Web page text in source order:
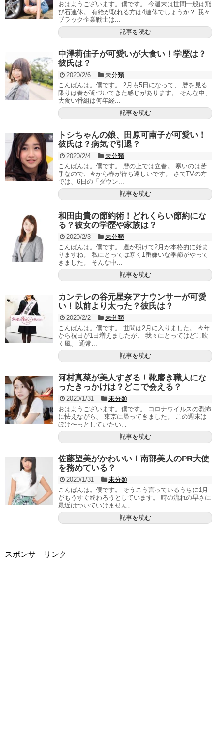
おはようございます。僕です。 今週末は世間一般は飛
び石連休。 有給が取れる方は4連休でしょうか？ 我々
ブラック企業戦士は...
記事を読む
中澤莉佳子が可愛いが大食い！学歴は？
彼氏は？
2020/2/6
未分類
こんばんは。僕です。 2月も5日になって、 暦を見る
限りは春が近づいてきた感じがあります。 そんな中、
大食い番組は何年経...
記事を読む
トシちゃんの娘、田原可南子が可愛い！
彼氏は？病気で引退？
2020/2/4
未分類
こんばんは。僕です。 暦の上では立春。 寒いのは苦
手なので、今から春が待ち遠しいです。 さてTVの方
では、6日の「ダウン...
記事を読む
和田由貴の節約術！どれくらい節約にな
る？彼女の学歴や家族は？
2020/2/3
未分類
こんばんは。僕です。 週が明けて2月が本格的に始ま
りますね。 私にとっては寒く1番嫌いな季節がやって
きました。 そんな中...
記事を読む
カンテレの谷元星奈アナウンサーが可愛
い！以前より太った？彼氏は？
2020/2/2
未分類
こんばんは。僕です。 世間は2月に入りました。 今年
から祝日が1日増えましたが、 我々にとってはどこ吹
く風、 通常...
記事を読む
河村真菜が美人すぎる！靴磨き職人にな
ったきっかけは？どこで会える？
2020/1/31
未分類
おはようございます。僕です。 コロナウイルスの恐怖
に怯えながら、 東京に帰ってきました。 この週末は
ぼけ〜っとしていたい...
記事を読む
佐藤望美がかわいい！南部美人のPR大使
を務めている？
2020/1/31
未分類
こんばんは。僕です。 そうこう言っているうちに1月
がもうすぐ終わろうとしています。 時の流れの早さに
最近はついていけません。 ...
記事を読む
スポンサーリンク